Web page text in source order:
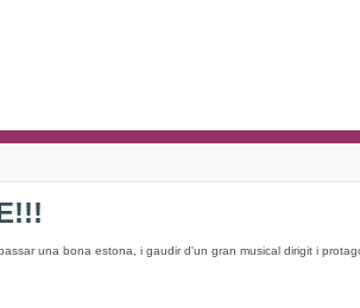
una bona estona, i gaudir d'un gran musical dirigit i